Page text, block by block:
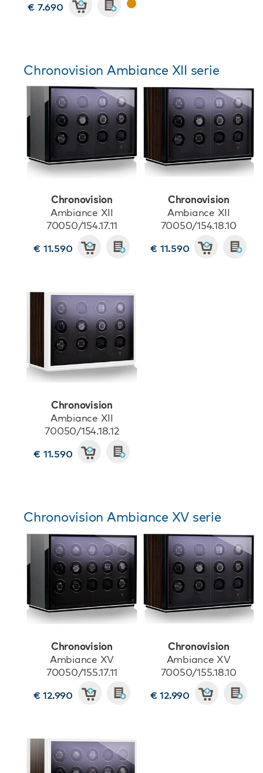
€ 7.690
Chronovision Ambiance XII serie
Chronovision
Ambiance XII
70050/154.17.11
€ 11.590
Chronovision
Ambiance XII
70050/154.18.10
€ 11.590
Chronovision
Ambiance XII
70050/154.18.12
€ 11.590
Chronovision Ambiance XV serie
Chronovision
Ambiance XV
70050/155.17.11
€ 12.990
Chronovision
Ambiance XV
70050/155.18.10
€ 12.990